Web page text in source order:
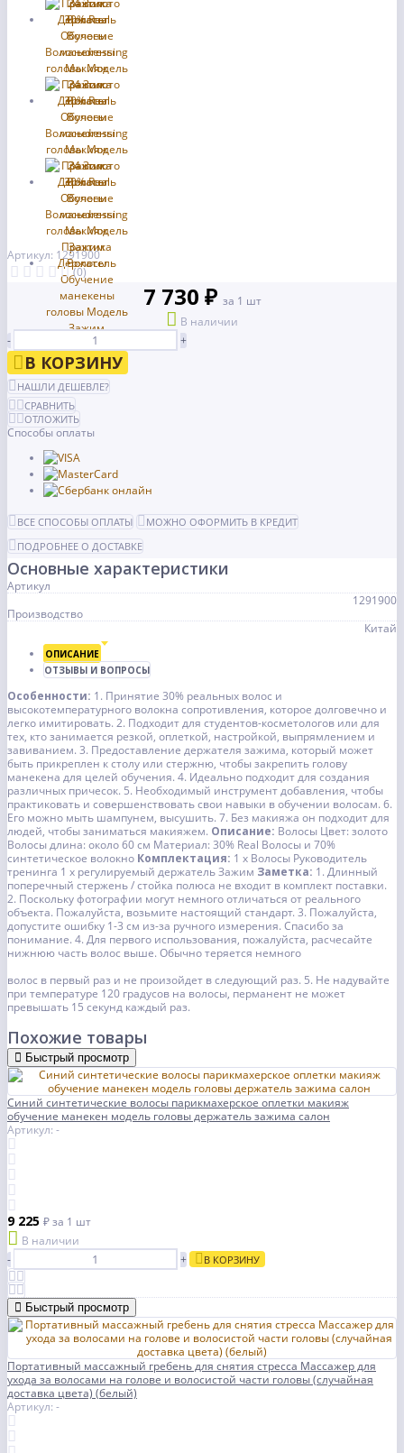
Артикул: 1291900
(0)
7 730 ₽ за 1 шт
В наличии
-
+
В КОРЗИНУ
НАШЛИ ДЕШЕВЛЕ?
СРАВНИТЬ
ОТЛОЖИТЬ
Способы оплаты
ВСЕ СПОСОБЫ ОПЛАТЫ
МОЖНО ОФОРМИТЬ В КРЕДИТ
ПОДРОБНЕЕ О ДОСТАВКЕ
Основные характеристики
Артикул
1291900
Производство
Китай
ОПИСАНИЕ
ОТЗЫВЫ И ВОПРОСЫ
Особенности: 1. Принятие 30% реальных волос и
высокотемпературного волокна сопротивления, которое долговечно и
легко имитировать. 2. Подходит для студентов-косметологов или для
тех, кто занимается резкой, оплеткой, настройкой, выпрямлением и
завиванием. 3. Предоставление держателя зажима, который может
быть прикреплен к столу или стержню, чтобы закрепить голову
манекена для целей обучения. 4. Идеально подходит для создания
различных причесок. 5. Необходимый инструмент добавления, чтобы
практиковать и совершенствовать свои навыки в обучении волосам. 6.
Его можно мыть шампунем, высушить. 7. Без макияжа он подходит для
людей, чтобы заниматься макияжем. Описание: Волосы Цвет: золото
Волосы длина: около 60 см Материал: 30% Real Волосы и 70%
синтетическое волокно Комплектация: 1 x Волосы Руководитель
тренинга 1 х регулируемый держатель Зажим Заметка: 1. Длинный
поперечный стержень / стойка полюса не входит в комплект поставки.
2. Поскольку фотографии могут немного отличаться от реального
объекта. Пожалуйста, возьмите настоящий стандарт. 3. Пожалуйста,
допустите ошибку 1-3 см из-за ручного измерения. Спасибо за
понимание. 4. Для первого использования, пожалуйста, расчесайте
нижнюю часть волос выше. Обычно теряется немного
волос в первый раз и не произойдет в следующий раз. 5. Не надувайте
при температуре 120 градусов на волосы, перманент не может
превышать 15 секунд каждый раз.
Похожие товары
Быстрый просмотр
Синий синтетические волосы парикмахерское оплетки макияж
обучение манекен модель головы держатель зажима салон
Артикул: -
9 225 ₽за 1 шт
В наличии
-
+ В КОРЗИНУ
Быстрый просмотр
Портативный массажный гребень для снятия стресса Массажер для
ухода за волосами на голове и волосистой части головы (случайная
доставка цвета) (белый)
Артикул: -